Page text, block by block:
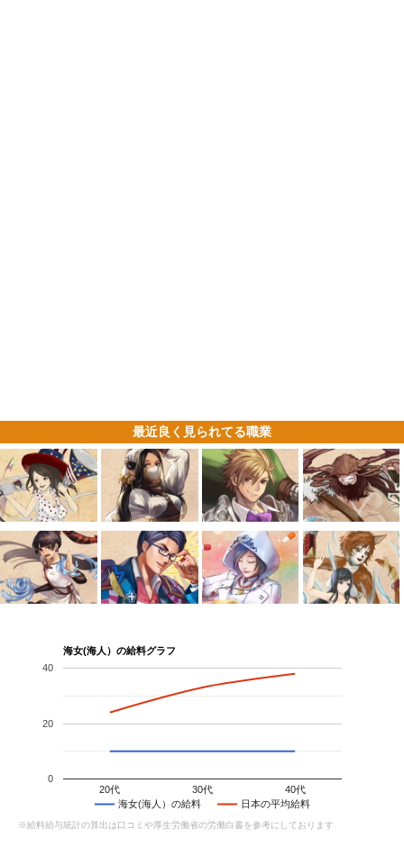
最近良く見られてる職業
海女(海人）の給料グラフ
海女(海人）の給料 日本の平均給料
20代 30代 40代
0
20
40
※給料給与統計の算出は口コミや厚生労働省の労働白書を参考にしております